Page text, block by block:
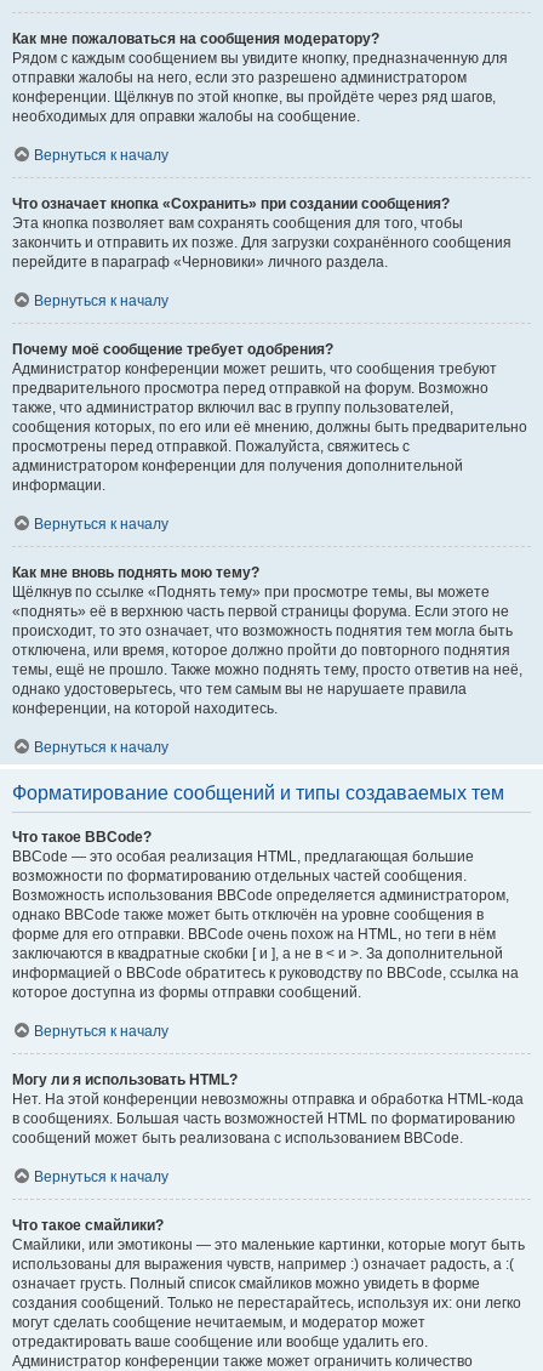
Как мне пожаловаться на сообщения модератору?
Рядом с каждым сообщением вы увидите кнопку, предназначенную для
отправки жалобы на него, если это разрешено администратором
конференции. Щёлкнув по этой кнопке, вы пройдёте через ряд шагов,
необходимых для оправки жалобы на сообщение.
Вернуться к началу
Что означает кнопка «Сохранить» при создании сообщения?
Эта кнопка позволяет вам сохранять сообщения для того, чтобы
закончить и отправить их позже. Для загрузки сохранённого сообщения
перейдите в параграф «Черновики» личного раздела.
Вернуться к началу
Почему моё сообщение требует одобрения?
Администратор конференции может решить, что сообщения требуют
предварительного просмотра перед отправкой на форум. Возможно
также, что администратор включил вас в группу пользователей,
сообщения которых, по его или её мнению, должны быть предварительно
просмотрены перед отправкой. Пожалуйста, свяжитесь с
администратором конференции для получения дополнительной
информации.
Вернуться к началу
Как мне вновь поднять мою тему?
Щёлкнув по ссылке «Поднять тему» при просмотре темы, вы можете
«поднять» её в верхнюю часть первой страницы форума. Если этого не
происходит, то это означает, что возможность поднятия тем могла быть
отключена, или время, которое должно пройти до повторного поднятия
темы, ещё не прошло. Также можно поднять тему, просто ответив на неё,
однако удостоверьтесь, что тем самым вы не нарушаете правила
конференции, на которой находитесь.
Вернуться к началу
Форматирование сообщений и типы создаваемых тем
Что такое BBCode?
BBCode — это особая реализация HTML, предлагающая большие
возможности по форматированию отдельных частей сообщения.
Возможность использования BBCode определяется администратором,
однако BBCode также может быть отключён на уровне сообщения в
форме для его отправки. BBCode очень похож на HTML, но теги в нём
заключаются в квадратные скобки [ и ], а не в < и >. За дополнительной
информацией о BBCode обратитесь к руководству по BBCode, ссылка на
которое доступна из формы отправки сообщений.
Вернуться к началу
Могу ли я использовать HTML?
Нет. На этой конференции невозможны отправка и обработка HTML-кода
в сообщениях. Большая часть возможностей HTML по форматированию
сообщений может быть реализована с использованием BBCode.
Вернуться к началу
Что такое смайлики?
Смайлики, или эмотиконы — это маленькие картинки, которые могут быть
использованы для выражения чувств, например :) означает радость, а :(
означает грусть. Полный список смайликов можно увидеть в форме
создания сообщений. Только не перестарайтесь, используя их: они легко
могут сделать сообщение нечитаемым, и модератор может
отредактировать ваше сообщение или вообще удалить его.
Администратор конференции также может ограничить количество